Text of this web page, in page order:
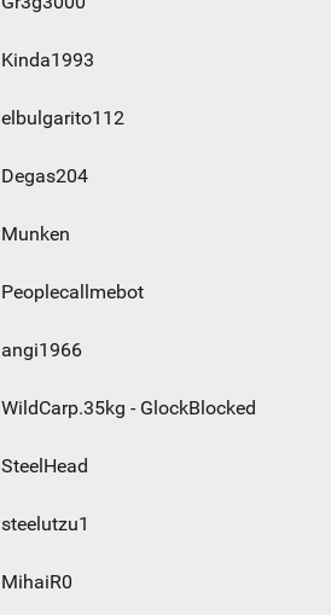
Kinda1993
elbulgarito112
Degas204
Munken
Peoplecallmebot
angi1966
WildCarp.35kg - GlockBlocked
SteelHead
steelutzu1
MihaiR0